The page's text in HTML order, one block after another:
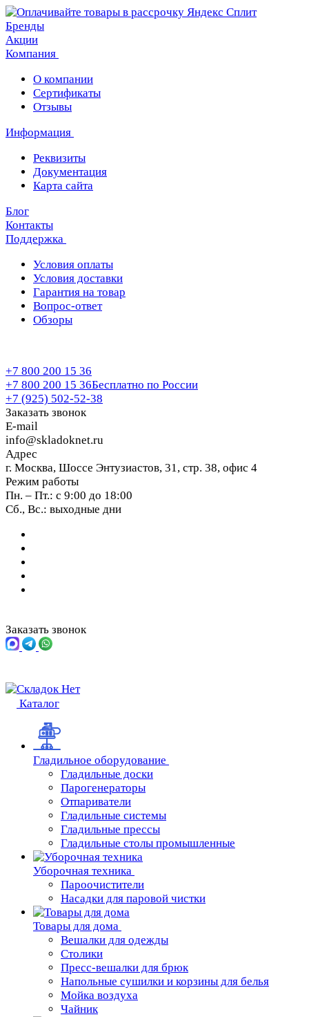
Бренды
Акции
Компания
О компании
Сертификаты
Отзывы
Информация
Реквизиты
Документация
Карта сайта
Блог
Контакты
Поддержка
Условия оплаты
Условия доставки
Гарантия на товар
Вопрос-ответ
Обзоры
+7 800 200 15 36
+7 800 200 15 36Бесплатно по России
+7 (925) 502-52-38
Заказать звонок
E-mail
info@skladoknet.ru
Адрес
г. Москва, Шоссе Энтузиастов, 31, стр. 38, офис 4
Режим работы
Пн. – Пт.: с 9:00 до 18:00
Сб., Вс.: выходные дни
Заказать звонок
Каталог
Гладильное оборудование
Гладильные доски
Парогенераторы
Отпариватели
Гладильные системы
Гладильные прессы
Гладильные столы промышленные
Уборочная техника
Пароочистители
Насадки для паровой чистки
Товары для дома
Вешалки для одежды
Столики
Пресс-вешалки для брюк
Напольные сушилки и корзины для белья
Мойка воздуха
Чайник